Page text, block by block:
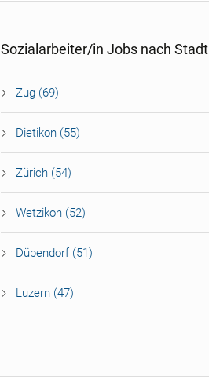
Sozialarbeiter/in Jobs nach Stadt
Zug (69)
Dietikon (55)
Zürich (54)
Wetzikon (52)
Dübendorf (51)
Luzern (47)